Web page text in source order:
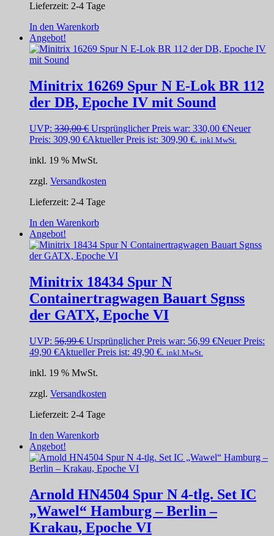
Lieferzeit: 2-4 Tage
In den Warenkorb
Angebot!
Minitrix 16269 Spur N E-Lok BR 112
der DB, Epoche IV mit Sound
UVP: 330,00€ Ursprünglicher Preis war: 330,00 €Neuer
Preis: 309,90 €Aktueller Preis ist: 309,90 €. inkl.MwSt.
inkl. 19 % MwSt.
zzgl. Versandkosten
Lieferzeit: 2-4 Tage
In den Warenkorb
Angebot!
Minitrix 18434 Spur N
Containertragwagen Bauart Sgnss
der GATX, Epoche VI
UVP: 56,99€ Ursprünglicher Preis war: 56,99 €Neuer Preis:
49,90 €Aktueller Preis ist: 49,90 €. inkl.MwSt.
inkl. 19 % MwSt.
zzgl. Versandkosten
Lieferzeit: 2-4 Tage
In den Warenkorb
Angebot!
Arnold HN4504 Spur N 4-tlg. Set IC
„Wawel“ Hamburg – Berlin –
Krakau, Epoche VI